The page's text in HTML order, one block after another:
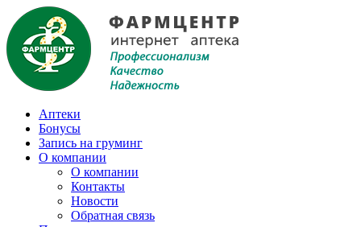
Аптеки
Бонусы
Запись на груминг
О компании
О компании
Контакты
Новости
Обратная связь